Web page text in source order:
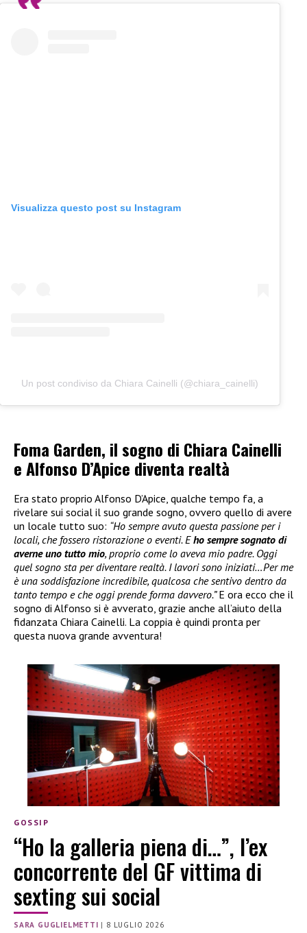
Visualizza questo post su Instagram
Un post condiviso da Chiara Cainelli (@chiara_cainelli)
Foma Garden, il sogno di Chiara Cainelli
e Alfonso D’Apice diventa realtà
Era stato proprio Alfonso D’Apice, qualche tempo fa, a
rivelare sui social il suo grande sogno, ovvero quello di avere
un locale tutto suo: “Ho sempre avuto questa passione per i
locali, che fossero ristorazione o eventi. Eho sempre sognato di
averne uno tutto mio, proprio come lo aveva mio padre. Oggi
quel sogno sta per diventare realtà. I lavori sono iniziati…Per me
è una soddisfazione incredibile, qualcosa che sentivo dentro da
tanto tempo e che oggi prende forma davvero.”E ora ecco che il
sogno di Alfonso si è avverato, grazie anche all’aiuto della
fidanzata Chiara Cainelli. La coppia è quindi pronta per
questa nuova grande avventura!
GOSSIP
“Ho la galleria piena di…”, l’ex
concorrente del GF vittima di
sexting sui social
SARA GUGLIELMETTI | 8 LUGLIO 2026